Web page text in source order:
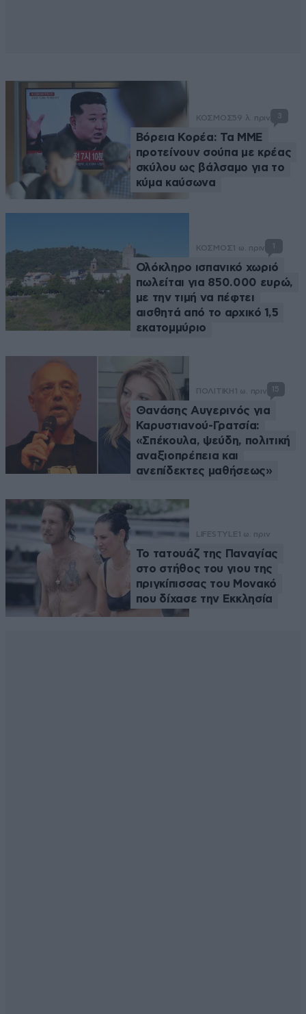
ΚΟΣΜΟΣ59 λ. πριν 3
Βόρεια Κορέα: Τα ΜΜΕ
προτείνουν σούπα με κρέας
σκύλου ως βάλσαμο για το
κύμα καύσωνα
ΚΟΣΜΟΣ 1 ω. πριν 1
Ολόκληρο ισπανικό χωριό
πωλείται για 850.000 ευρώ,
με την τιμή να πέφτει
αισθητά από το αρχικό 1,5
εκατομμύριο
ΠΟΛΙΤΙΚΗ 1 ω. πριν 15
Θανάσης Αυγερινός για
Καρυστιανού-Γρατσία:
«Σπέκουλα, ψεύδη, πολιτική
αναξιοπρέπεια και
ανεπίδεκτες μαθήσεως»
LIFESTYLE 1 ω. πριν
Το τατουάζ της Παναγίας
στο στήθος του γιου της
πριγκίπισσας του Μονακό
που δίχασε την Εκκλησία